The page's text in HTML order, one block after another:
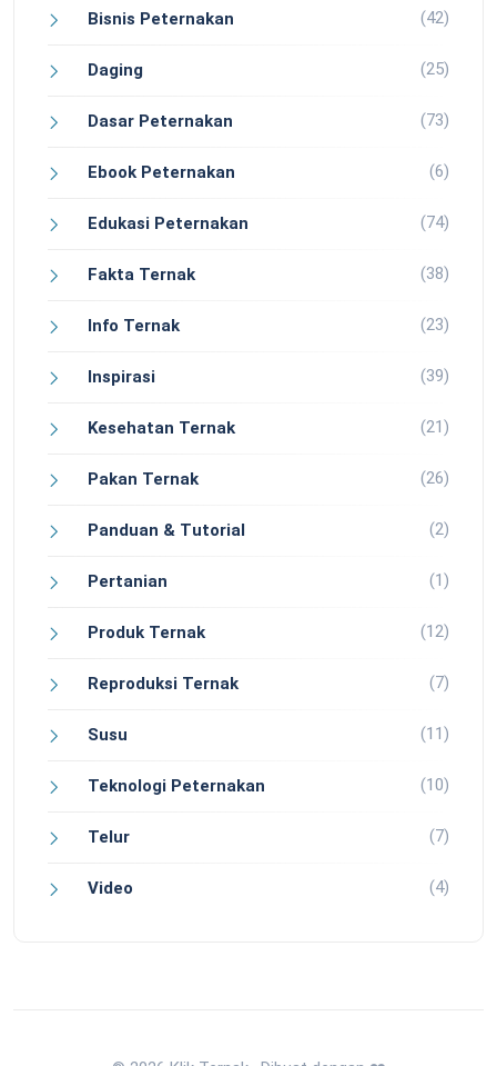
Bisnis Peternakan (42)
Daging (25)
Dasar Peternakan (73)
Ebook Peternakan (6)
Edukasi Peternakan (74)
Fakta Ternak (38)
Info Ternak (23)
Inspirasi (39)
Kesehatan Ternak (21)
Pakan Ternak (26)
Panduan & Tutorial (2)
Pertanian (1)
Produk Ternak (12)
Reproduksi Ternak (7)
Susu (11)
Teknologi Peternakan (10)
Telur (7)
Video (4)